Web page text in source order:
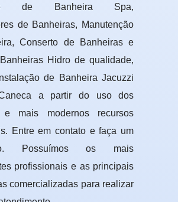
de Banheira Spa,
de Banheiras, Manutenção
Conserto de Banheiras e
Hidro de qualidade,
de Banheira Jacuzzi
a partir do uso dos
e mais modernos recursos
Entre em contato e faça um
Possuímos os mais
profissionais e as principais
comercializadas para realizar